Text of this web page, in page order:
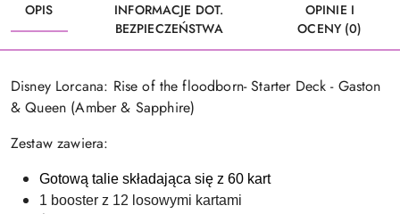
OPIS
INFORMACJE DOT.
BEZPIECZEŃSTWA
OPINIE I
OCENY (0)
Disney Lorcana: Rise of the floodborn- Starter Deck - Gaston
& Queen (Amber & Sapphire)
Zestaw zawiera:
Gotową talie składająca się z 60 kart
1 booster z 12 losowymi kartami